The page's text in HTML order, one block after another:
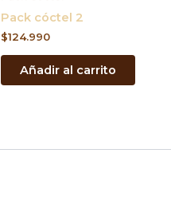
Pack cóctel 2
$124.990
Añadir al carrito